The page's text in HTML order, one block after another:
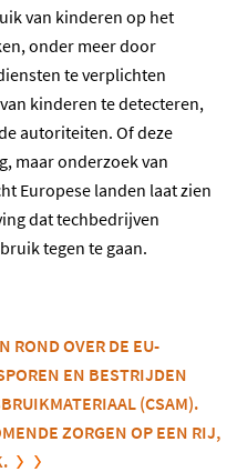
van kinderen op het
onder meer door
te verplichten
kinderen te detecteren,
autoriteiten. Of deze
maar onderzoek van
Europese landen laat zien
dat techbedrijven
tegen te gaan.
ROND OVER DE EU-
EN BESTRIJDEN
(CSAM).
ZORGEN OP EEN RIJ,
.